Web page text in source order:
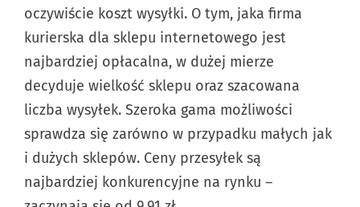
oczywiście koszt wysyłki. O tym, jaka firma
kurierska dla sklepu internetowego jest
najbardziej opłacalna, w dużej mierze
decyduje wielkość sklepu oraz szacowana
liczba wysyłek. Szeroka gama możliwości
sprawdza się zarówno w przypadku małych jak
i dużych sklepów. Ceny przesyłek są
najbardziej konkurencyjne na rynku –